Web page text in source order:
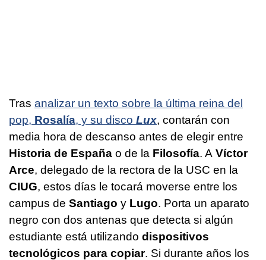
Tras analizar un texto sobre la última reina del
pop, Rosalía, y su disco Lux, contarán con
media hora de descanso antes de elegir entre
Historia de España o de la Filosofía. A Víctor
Arce, delegado de la rectora de la USC en la
CIUG, estos días le tocará moverse entre los
campus de Santiago y Lugo. Porta un aparato
negro con dos antenas que detecta si algún
estudiante está utilizando dispositivos
tecnológicos para copiar. Si durante años los